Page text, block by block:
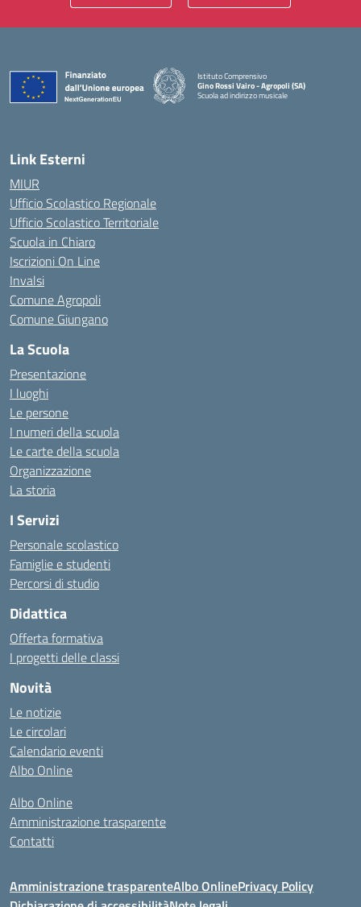
Istituto Comprensivo
Gino Rossi Vairo - Agropoli (SA)
Scuola ad indirizzo musicale
Link Esterni
MIUR
Ufficio Scolastico Regionale
Ufficio Scolastico Territoriale
Scuola in Chiaro
Iscrizioni On Line
Invalsi
Comune Agropoli
Comune Giungano
La Scuola
Presentazione
I luoghi
Le persone
I numeri della scuola
Le carte della scuola
Organizzazione
La storia
I Servizi
Personale scolastico
Famiglie e studenti
Percorsi di studio
Didattica
Offerta formativa
I progetti delle classi
Novità
Le notizie
Le circolari
Calendario eventi
Albo Online
Albo Online
Amministrazione trasparente
Contatti
Amministrazione trasparenteAlbo OnlinePrivacy Policy